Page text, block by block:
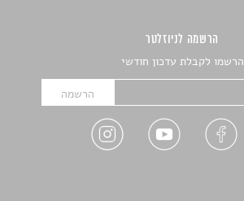
הרשמה לניוזלטר
הרשמו לקבלת עדכון חודשי